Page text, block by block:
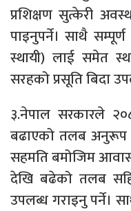
प्रशिक्षण सुत्केरी
पाइनुपर्ने। साथै
स्थायी) लाई समेत
सरहको प्रसूति बिदा
३.नेपाल सरकारले
बढाएको तलब अनुरूप
सहमति बमोजिम
देखि बढेको तलब
उपलब्ध गराइनु पर्ने।